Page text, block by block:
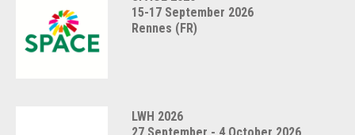
15-17 September 2026
Rennes (FR)
LWH 2026